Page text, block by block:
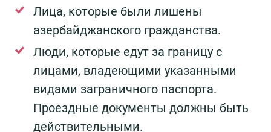
Лица, которые были лишены
азербайджанского гражданства.
Люди, которые едут за границу с
лицами, владеющими указанными
видами заграничного паспорта.
Проездные документы должны быть
действительными.